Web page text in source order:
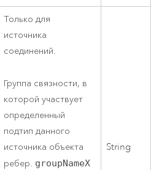
Только для
источника
соединений.
Группа связности, в
которой участвует
определенный
подтип данного
источника объекта
ребер. groupNameX
String